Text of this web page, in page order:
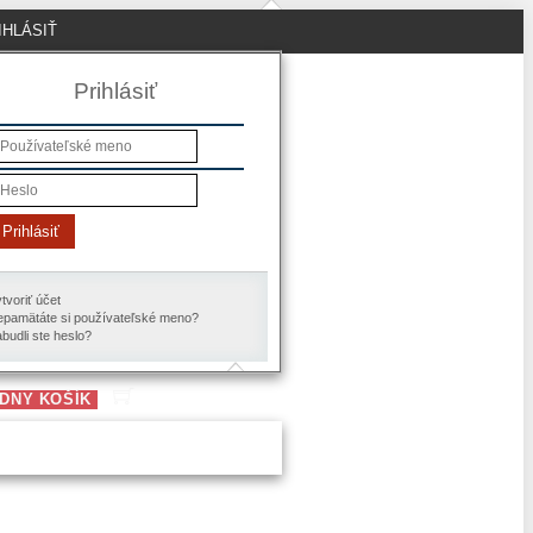
Prihlásiť
Prihlásiť
účet
si používateľské meno?
ste heslo?
KOŠÍK